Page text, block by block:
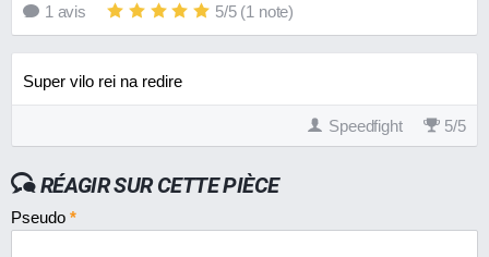
1 avis 5/5(1 note)
Super vilo rei na redire
Speedfight 5/5
RÉAGIR SUR CETTE PIÈCE
Pseudo *